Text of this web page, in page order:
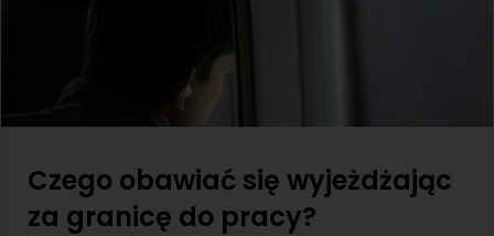
Czego obawiać się wyjeżdżając
za granicę do pracy?